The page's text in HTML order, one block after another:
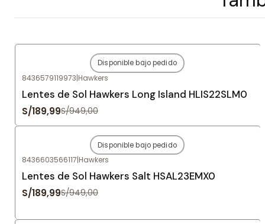
Agotado
Disponible bajo pedido
8436579119973|Hawkers
Lentes de Sol Hawkers Long Island HLIS22SLM0
S/189,99S/949,00
Agotado
Disponible bajo pedido
8436603566117|Hawkers
Lentes de Sol Hawkers Salt HSAL23EMX0
S/189,99S/949,00